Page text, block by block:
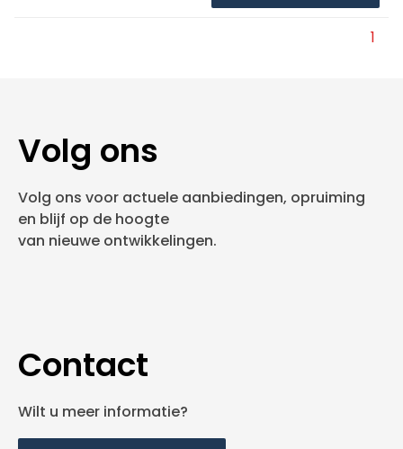
1
Volg ons
Volg ons voor actuele aanbiedingen, opruiming
en blijf op de hoogte
van nieuwe ontwikkelingen.
Contact
Wilt u meer informatie?